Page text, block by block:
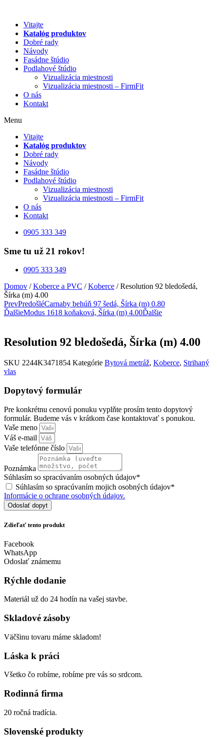
obsah
Vitajte
Katalóg produktov
Dobré rady
Návody
Fasádne štúdio
Podlahové štúdio
Vizualizácia miestnosti
Vizualizácia miestnosti – FirmFit
O nás
Kontakt
Menu
Vitajte
Katalóg produktov
Dobré rady
Návody
Fasádne štúdio
Podlahové štúdio
Vizualizácia miestnosti
Vizualizácia miestnosti – FirmFit
O nás
Kontakt
0905 333 349
Sme tu už 21 rokov!
0905 333 349
Domov /Koberce a PVC /Koberce / Resolution 92 bledošedá,
Šírka (m) 4.00
PrevPredošléCarnaby behúň 97 šedá, Šírka (m) 0.80
ĎalšieModus 1618 koňaková, Šírka (m) 4.00Ďalšie
Resolution 92 bledošedá, Šírka (m) 4.00
SKU 2244K3471854 Kategórie Bytová metráž, Koberce, Strihaný
vlas
Dopytový formulár
Pre konkrétnu cenovú ponuku vyplňte prosím tento dopytový
formulár. Budeme vás v krátkom čase kontaktovať s ponukou.
Vaše meno
Váš e-mail
Vaše telefónne číslo
Poznámka
Súhlasím so spracúvaním osobných údajov*
Súhlasím so spracúvaním mojich osobných údajov*
Informácie o ochrane osobných údajov.
Odoslať dopyt
Zdieľať tento produkt
Facebook
WhatsApp
Odoslať známemu
Rýchle dodanie
Materiál už do 24 hodín na vašej stavbe.
Skladové zásoby
Väčšinu tovaru máme skladom!
Láska k práci
Všetko čo robíme, robíme pre vás so srdcom.
Rodinná firma
20 ročná tradícia.
Slovenské produkty